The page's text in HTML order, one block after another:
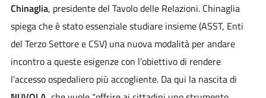
Chinaglia, presidente del Tavolo delle Relazioni. Chinaglia
spiega che è stato essenziale studiare insieme (ASST, Enti
del Terzo Settore e CSV) una nuova modalità per andare
incontro a queste esigenze con l’obiettivo di rendere
l’accesso ospedaliero più accogliente. Da qui la nascita di